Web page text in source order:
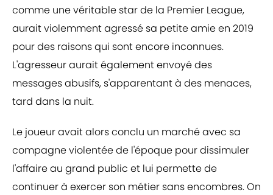
comme une véritable star de la Premier League,
aurait violemment agressé sa petite amie en 2019
pour des raisons qui sont encore inconnues.
L'agresseur aurait également envoyé des
messages abusifs, s'apparentant à des menaces,
tard dans la nuit.
Le joueur avait alors conclu un marché avec sa
compagne violentée de l'époque pour dissimuler
l'affaire au grand public et lui permette de
continuer à exercer son métier sans encombres. On